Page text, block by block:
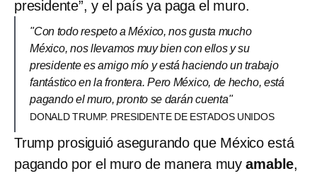
presidente”, y el país ya paga el muro.
"Con todo respeto a México, nos gusta mucho
México, nos llevamos muy bien con ellos y su
presidente es amigo mío y está haciendo un trabajo
fantástico en la frontera. Pero México, de hecho, está
pagando el muro, pronto se darán cuenta"
DONALD TRUMP. PRESIDENTE DE ESTADOS UNIDOS
Trump prosiguió asegurando que México está
pagando por el muro de manera muyamable,